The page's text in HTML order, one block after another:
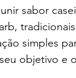
sabor
simples
objetivo e